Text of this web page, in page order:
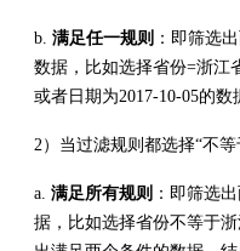
b. 满足任一规则 ：即筛选
数据，比如选择省份=浙江
或者日期为2017-10-05的数
2）当过滤规则都选择“不等
a. 满足所有规则 ：即筛选
据，比如选择省份不等于